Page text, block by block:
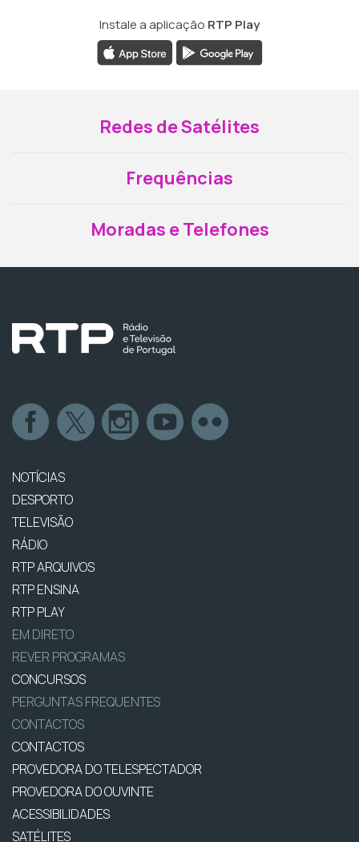
Instale a aplicação RTP Play
Redes de Satélites
Frequências
Moradas e Telefones
NOTÍCIAS
DESPORTO
TELEVISÃO
RÁDIO
RTP ARQUIVOS
RTP ENSINA
RTP PLAY
EM DIRETO
REVER PROGRAMAS
CONCURSOS
PERGUNTAS FREQUENTES
CONTACTOS
CONTACTOS
PROVEDORA DO TELESPECTADOR
PROVEDORA DO OUVINTE
ACESSIBILIDADES
SATÉLITES